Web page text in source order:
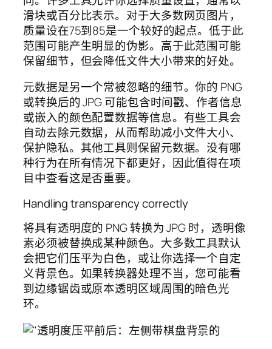
滑块或百分比表示。对于大多数网页图片，
质量设在75到85是一个较好的起点。低于此
范围可能产生明显的伪影。高于此范围可能
保留细节，但会降低文件大小带来的好处。
元数据是另一个常被忽略的细节。你的 PNG
或转换后的 JPG 可能包含时间戳、作者信息
或嵌入的颜色配置数据等信息。有些工具会
自动去除元数据，从而帮助减小文件大小、
保护隐私。其他工具则保留元数据。没有哪
种行为在所有情况下都更好，因此值得在项
目中查看这是否重要。
Handling transparency correctly
将具有透明度的 PNG 转换为 JPG 时，透明像
素必须被替换成某种颜色。大多数工具默认
会把它们压平为白色，或让你选择一个自定
义背景色。如果转换器处理不当，您可能看
到边缘锯齿或原本透明区域周围的暗色光
环。